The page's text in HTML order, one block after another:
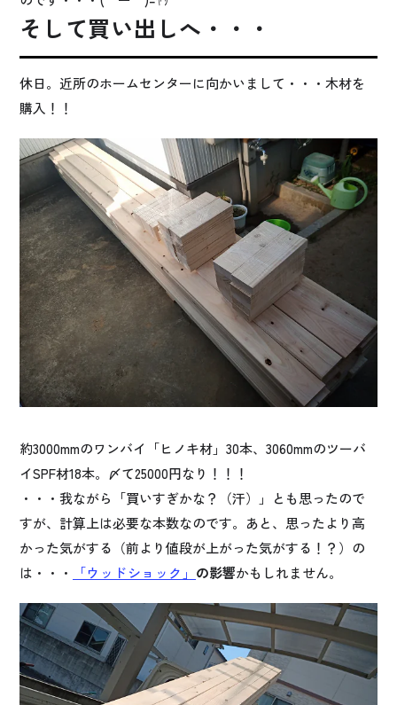
そして買い出しへ・・・
休日。近所のホームセンターに向かいまして・・・木材を
購入！！
約3000mmのワンバイ「ヒノキ材」30本、3060mmのツーバ
イSPF材18本。〆て25000円なり！！！
・・・我ながら「買いすぎかな？（汗）」とも思ったので
すが、計算上は必要な本数なのです。あと、思ったより高
かった気がする（前より値段が上がった気がする！？）の
は・・・
「ウッドショック」 の影響かもしれません。